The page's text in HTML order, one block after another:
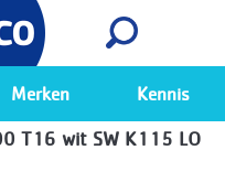
Bekijk
Merken Kennis
T16 wit SW K115 LO